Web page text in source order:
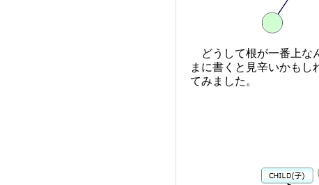
どうして根が一番上な
まに書くと見辛いかもし
てみました。